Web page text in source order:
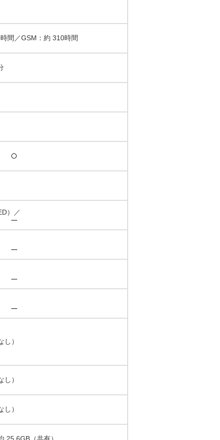
間／GSM：約 310時間
）／
）
）
）
25.6GB（共有）